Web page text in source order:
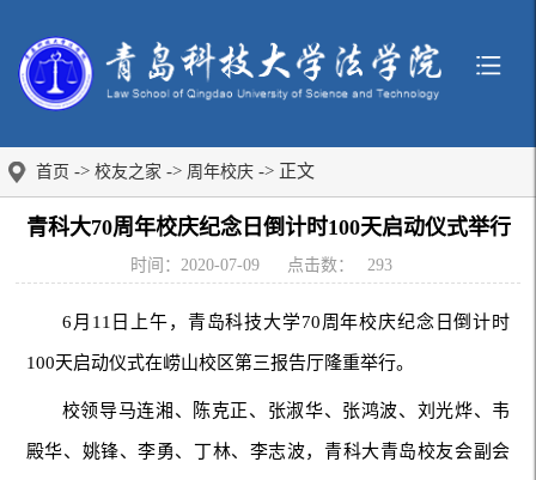
首页 -> 校友之家 -> 周年校庆 -> 正文
青科大70周年校庆纪念日倒计时100天启动仪式举行
时间：2020-07-09 点击数： 293
6月11日上午，青岛科技大学70周年校庆纪念日倒计时
100天启动仪式在崂山校区第三报告厅隆重举行。
校领导马连湘、陈克正、张淑华、张鸿波、刘光烨、韦
殿华、姚锋、李勇、丁林、李志波，青科大青岛校友会副会